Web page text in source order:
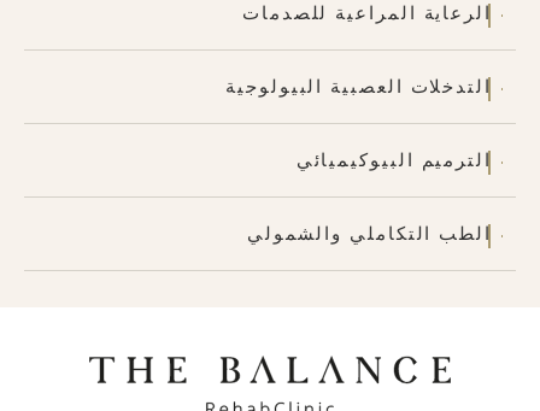
الرعاية المراعية للصدمات
التدخلات العصبية البيولوجية
الترميم البيوكيميائي
الطب التكاملي والشمولي